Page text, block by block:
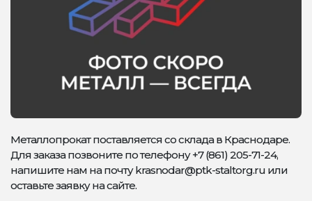
Металлопрокат поставляется со склада в Краснодаре.
Для заказа позвоните по телефону +7 (861) 205-71-24,
напишите нам на почту krasnodar@ptk-staltorg.ru или
оставьте заявку на сайте.